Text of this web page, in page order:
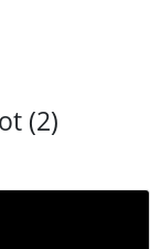
(2)